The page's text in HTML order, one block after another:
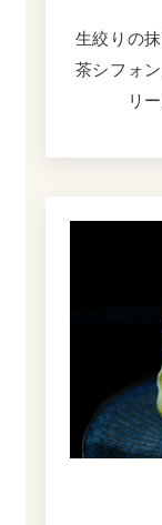
生絞りの
茶シフォ
リ